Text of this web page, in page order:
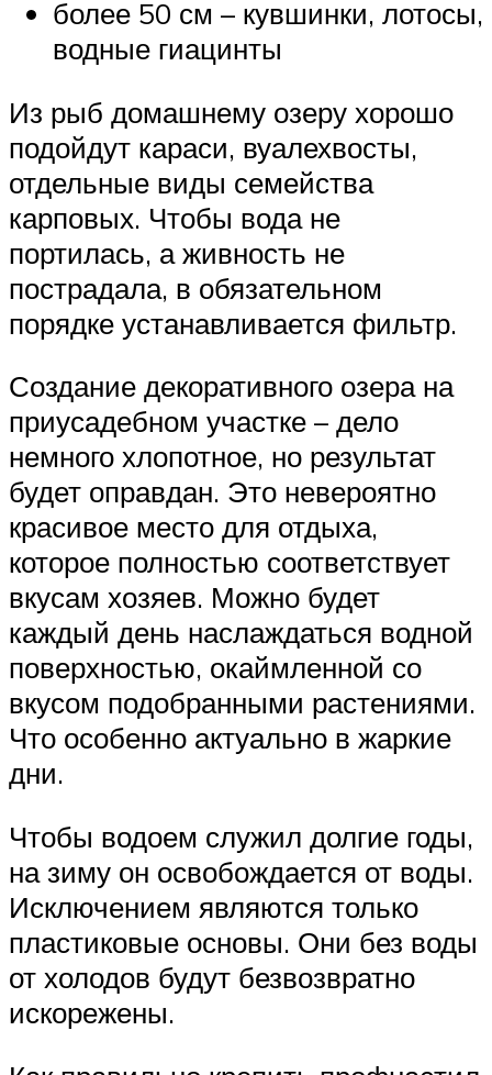
более 50 см – кувшинки, лотосы,
водные гиацинты
Из рыб домашнему озеру хорошо
подойдут караси, вуалехвосты,
отдельные виды семейства
карповых. Чтобы вода не
портилась, а живность не
пострадала, в обязательном
порядке устанавливается фильтр.
Создание декоративного озера на
приусадебном участке – дело
немного хлопотное, но результат
будет оправдан. Это невероятно
красивое место для отдыха,
которое полностью соответствует
вкусам хозяев. Можно будет
каждый день наслаждаться водной
поверхностью, окаймленной со
вкусом подобранными растениями.
Что особенно актуально в жаркие
дни.
Чтобы водоем служил долгие годы,
на зиму он освобождается от воды.
Исключением являются только
пластиковые основы. Они без воды
от холодов будут безвозвратно
искорежены.